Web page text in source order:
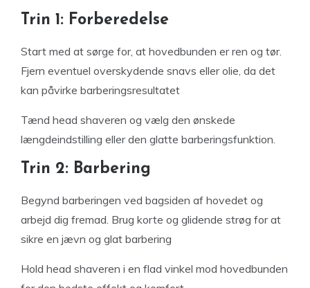
Trin 1: Forberedelse
Start med at sørge for, at hovedbunden er ren og tør.
Fjern eventuel overskydende snavs eller olie, da det
kan påvirke barberingsresultatet
Tænd head shaveren og vælg den ønskede
længdeindstilling eller den glatte barberingsfunktion.
Trin 2: Barbering
Begynd barberingen ved bagsiden af hovedet og
arbejd dig fremad. Brug korte og glidende strøg for at
sikre en jævn og glat barbering
Hold head shaveren i en flad vinkel mod hovedbunden